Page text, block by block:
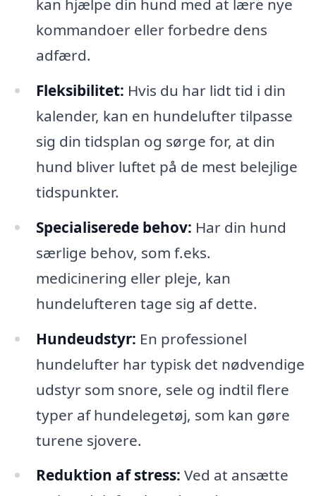
kan hjælpe din hund med at lære nye
kommandoer eller forbedre dens
adfærd.
Fleksibilitet: Hvis du har lidt tid i din
kalender, kan en hundelufter tilpasse
sig din tidsplan og sørge for, at din
hund bliver luftet på de mest belejlige
tidspunkter.
Specialiserede behov: Har din hund
særlige behov, som f.eks.
medicinering eller pleje, kan
hundelufteren tage sig af dette.
Hundeudstyr: En professionel
hundelufter har typisk det nødvendige
udstyr som snore, sele og indtil flere
typer af hundelegetøj, som kan gøre
turene sjovere.
Reduktion af stress: Ved at ansætte